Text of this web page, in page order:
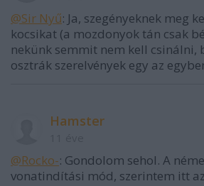
@Sir Nyű: Ja, szegényeknek meg
kocsikat (a mozdonyok tán csak
nekünk semmit nem kell csinálni,
osztrák szerelvények egy az
Hamster
@Rocko-: Gondolom sehol. A
vonatindítási mód, szerintem itt